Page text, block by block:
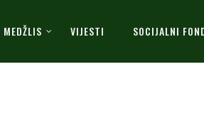
MEDŽLIS VIJESTI SOCIJALNI